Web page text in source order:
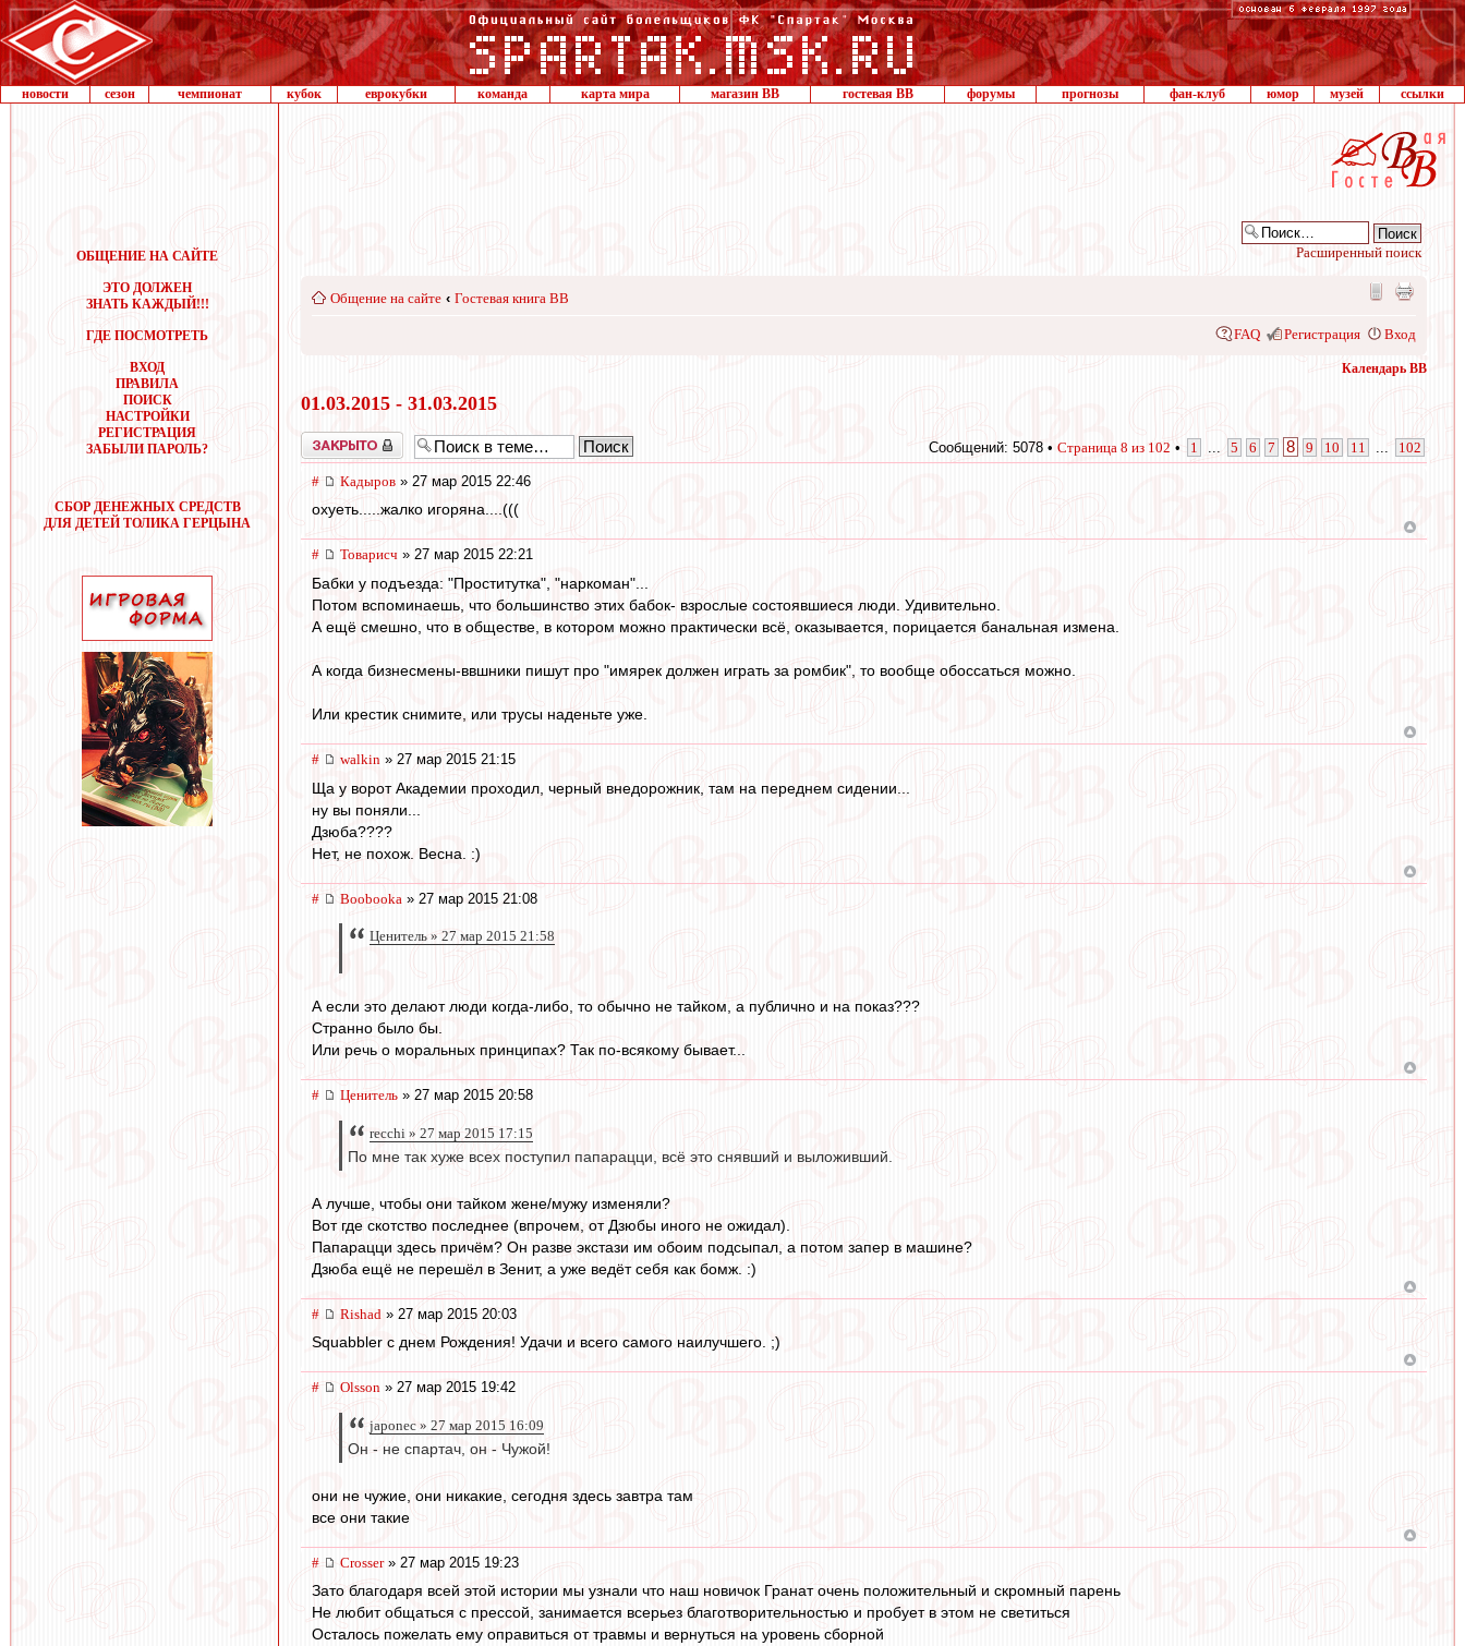
новости сезон чемпионат кубок еврокубки команда карта мира магазин ВВ гостевая ВВ форумы прогнозы фан-клуб юмор музей ссылки
ОБЩЕНИЕ НА САЙТЕ
ЭТО ДОЛЖЕН
ЗНАТЬ КАЖДЫЙ!!!
ГДЕ ПОСМОТРЕТЬ
ВХОД
ПРАВИЛА
ПОИСК
НАСТРОЙКИ
РЕГИСТРАЦИЯ
ЗАБЫЛИ ПАРОЛЬ?
СБОР ДЕНЕЖНЫХ СРЕДСТВ
ДЛЯ ДЕТЕЙ ТОЛИКА ГЕРЦЫНА
Расширенный поиск
Общение на сайте ‹ Гостевая книга ВВ
FAQ Регистрация Вход
Календарь ВВ
01.03.2015 - 31.03.2015
Закрыто Сообщений: 5078 • Страница 8 из 102 • 1 5 6 7 8 9 10 11 102
# Кадыров » 27 мар 2015 22:46
охуеть.....жалко игоряна....(((
# Товарисч » 27 мар 2015 22:21
Бабки у подъезда: "Проститутка", "наркоман"...
Потом вспоминаешь, что большинство этих бабок- взрослые состоявшиеся люди. Удивительно.
А ещё смешно, что в обществе, в котором можно практически всё, оказывается, порицается банальная измена.
А когда бизнесмены-ввшники пишут про "имярек должен играть за ромбик", то вообще обоссаться можно.
Или крестик снимите, или трусы наденьте уже.
# walkin » 27 мар 2015 21:15
Ща у ворот Академии проходил, черный внедорожник, там на переднем сидении...
ну вы поняли...
Дзюба????
Нет, не похож. Весна. :)
# Boobooka » 27 мар 2015 21:08
Ценитель » 27 мар 2015 21:58
А если это делают люди когда-либо, то обычно не тайком, а публично и на показ???
Странно было бы.
Или речь о моральных принципах? Так по-всякому бывает...
# Ценитель » 27 мар 2015 20:58
recchi » 27 мар 2015 17:15
По мне так хуже всех поступил папарацци, всё это снявший и выложивший.
А лучше, чтобы они тайком жене/мужу изменяли?
Вот где скотство последнее (впрочем, от Дзюбы иного не ожидал).
Папарацци здесь причём? Он разве экстази им обоим подсыпал, а потом запер в машине?
Дзюба ещё не перешёл в Зенит, а уже ведёт себя как бомж. :)
# Rishad » 27 мар 2015 20:03
Squabbler с днем Рождения! Удачи и всего самого наилучшего. ;)
# Olsson » 27 мар 2015 19:42
japonec » 27 мар 2015 16:09
Он - не спартач, он - Чужой!
они не чужие, они никакие, сегодня здесь завтра там
все они такие
# Crosser» 27 мар 2015 19:23
Зато благодаря всей этой истории мы узнали что наш новичок Гранат очень положительный и скромный парень
Не любит общаться с прессой, занимается всерьез благотворительностью и пробует в этом не светиться
Осталось пожелать ему оправиться от травмы и вернуться на уровень сборной